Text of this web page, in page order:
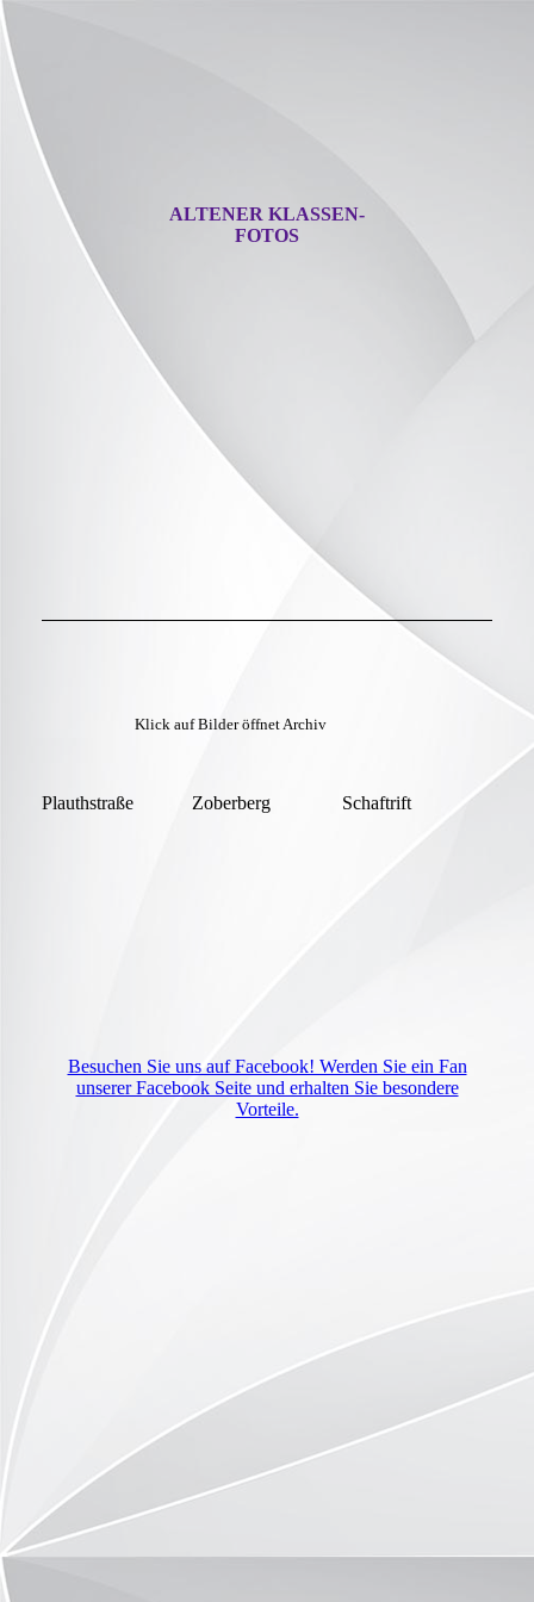
ALTENER KLASSEN-
FOTOS
Klick auf Bilder öffnet Archiv
Plauthstraße Zoberberg Schaftrift
Besuchen Sie uns auf Facebook! Werden Sie ein Fan
unserer Facebook Seite und erhalten Sie besondere
Vorteile.